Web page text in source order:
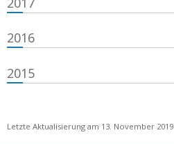
2016
2015
Letzte Aktualisierung am 13. November 2019